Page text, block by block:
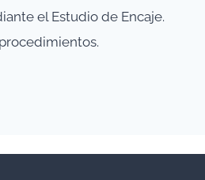
el Estudio de Encaje.